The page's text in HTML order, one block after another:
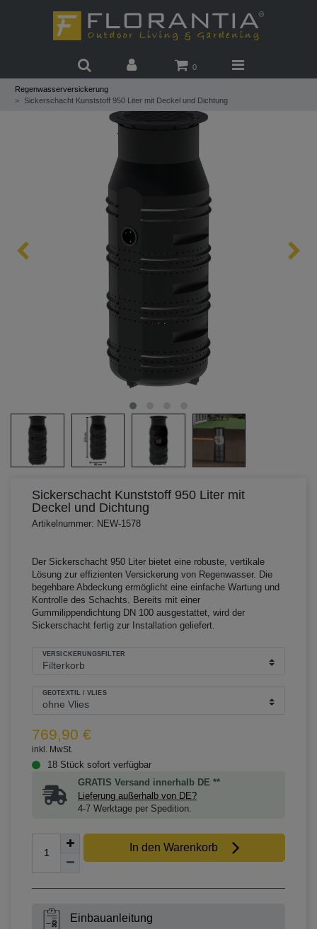
0
Regenwasserversickerung
Sickerschacht Kunststoff 950 Liter mit Deckel und Dichtung
Sickerschacht Kunststoff 950 Liter mit
Deckel und Dichtung
Artikelnummer: NEW-1578
Der Sickerschacht 950 Liter bietet eine robuste, vertikale
Lösung zur effizienten Versickerung von Regenwasser. Die
begehbare Abdeckung ermöglicht eine einfache Wartung und
Kontrolle des Schachts. Bereits mit einer
Gummilippendichtung DN 100 ausgestattet, wird der
Sickerschacht fertig zur Installation geliefert.
VERSICKERUNGSFILTER
GEOTEXTIL / VLIES
769,90 €
inkl. MwSt.
18 Stück sofort verfügbar
GRATIS Versand innerhalb DE **
Lieferung außerhalb von DE?
4-7 Werktage per Spedition.
In den Warenkorb
Einbauanleitung